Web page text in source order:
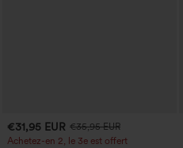
€31,95 EUR €35,95 EUR
Achetez-en 2, le 3e est offert